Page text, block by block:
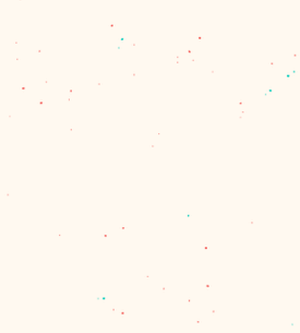
こちらの商品は佐川急便またはレターパ
での発送となります。
※発送はクリックポスト（¥200）、佐川
イズ）またはレターパックプラス（¥600
かとなります。また、60サイズを超える
いただきます。
ご注文後に荷物の量を確認し、改めて受
（税込）以上の場合は、1箇所の配達のク
ト1通の送料が無料、佐川急便またはレタ